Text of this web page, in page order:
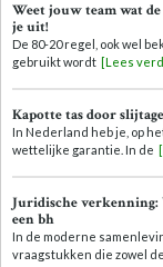
Weet jouw team wat
je uit!
De 80-20 regel, ook wel
gebruikt wordt [Lees
Kapotte tas door
In Nederland heb je, op
wettelijke garantie. In de
Juridische verkenning:
een bh
In de moderne
vraagstukken die zowel